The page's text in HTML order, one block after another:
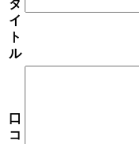
タ
イ
ト
ル
口
コ